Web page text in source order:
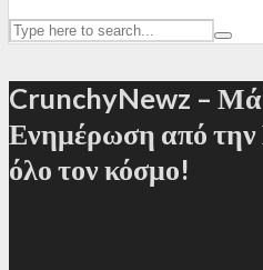
CrunchyNewz –
Ενημέρωση από την
όλο τον κόσμο!